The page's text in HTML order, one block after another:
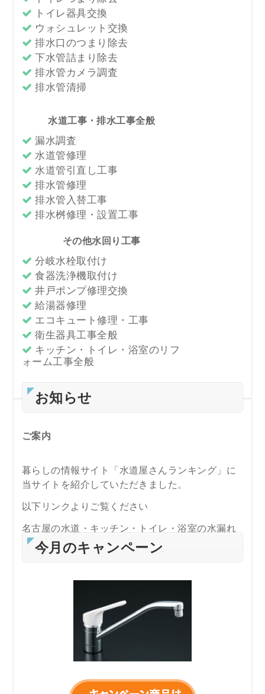
トイレ器具交換
ウォシュレット交換
排水口のつまり除去
下水管詰まり除去
排水管カメラ調査
排水管清掃
水道工事・排水工事全般
漏水調査
水道管修理
水道管引直し工事
排水管修理
排水管入替工事
排水桝修理・設置工事
その他水回り工事
分岐水栓取付け
食器洗浄機取付け
井戸ポンプ修理交換
給湯器修理
エコキュート修理・工事
衛生器具工事全般
キッチン・トイレ・浴室のリフ
ォーム工事全般
お知らせ
ご案内
暮らしの情報サイト「水道屋さんランキング」に
当サイトを紹介していただきました。
以下リンクよりご覧ください
名古屋の水道・キッチン・トイレ・浴室の水漏れ
修理やつまり抜き業者の比較は水道屋さんランキ
電話受付時間変更のご案内
令和5年6月1日~AM9：00～PM9：00迄になりま
何卒ご理解の程お願い申し上げます。
今月のキャンペーン